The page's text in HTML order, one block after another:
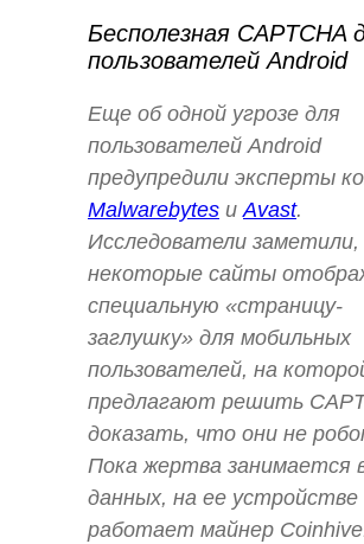
Бесполезная CAPTCHA
пользователей Android
Еще об одной угрозе для
пользователей Android
предупредили эксперты
Malwarebytes иAvast.
Исследователи
некоторые сайты
специальную «страницу-
заглушку» для мобильных
пользователей, на
предлагают решить
доказать, что они не
Пока жертва занимается
данных, на ее устройстве
работает майнер